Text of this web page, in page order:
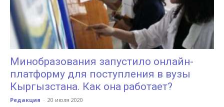
Минобразования запустило онлайн-
платформу для поступления в вузы
Кыргызстана. Как она работает?
Редакция - 20 июля 2020